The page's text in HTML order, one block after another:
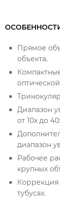
Прямое
объекта.
Диапазон
от 10х до
диапазон
Рабочее
крупных
Коррекция
тубусах.